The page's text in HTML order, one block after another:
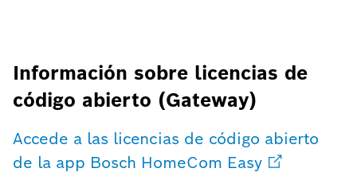
Información sobre licencias de
código abierto (Gateway)
Accede a las licencias de código abierto
de la app Bosch HomeCom Easy